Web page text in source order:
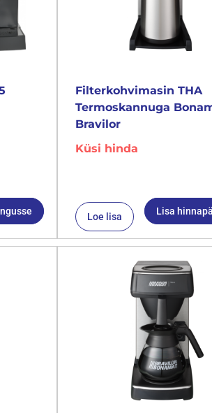
Filterkohvimasin THA
Termoskannuga
Bravilor
Küsi hinda
Loe lisa Lisa